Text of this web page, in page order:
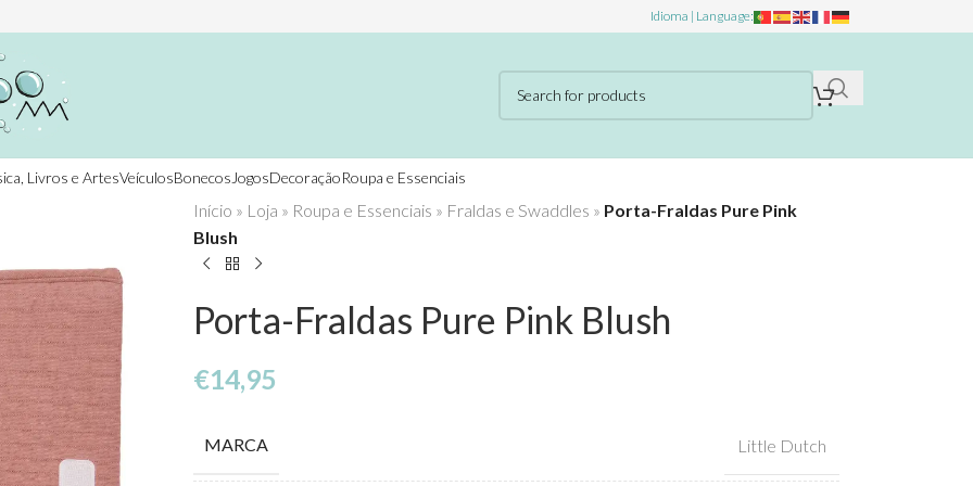
Idioma | Language:
Livros e ArtesVeículosBonecos JogosDecoraçãoRoupa e Essenciais
Início » Loja » Roupa e Essenciais » Fraldas e Swaddles » Porta-Fraldas Pure Pink
Blush
Porta-Fraldas Pure Pink Blush
€14,95
MARCA Little Dutch